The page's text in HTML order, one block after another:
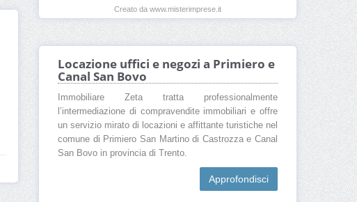
Creato da www.misterimprese.it
Locazione uffici e negozi a Primiero e
Canal San Bovo
Immobiliare Zeta tratta professionalmente
l’intermediazione di compravendite immobiliari e offre
un servizio mirato di locazioni e affittante turistiche nel
comune di Primiero San Martino di Castrozza e Canal
San Bovo in provincia di Trento.
Approfondisci